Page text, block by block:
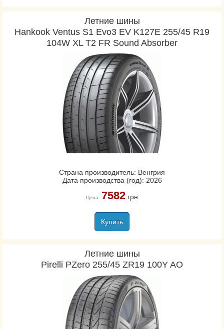
Летние шины
Hankook Ventus S1 Evo3 EV K127E 255/45 R19
104W XL T2 FR Sound Absorber
Страна производитель: Венгрия
Дата производства (год): 2026
Цена: 7582грн
Купить
Летние шины
Pirelli PZero 255/45 ZR19 100Y AO